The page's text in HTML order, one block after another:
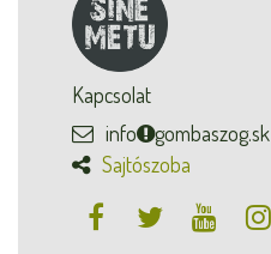
Kapcsolat
info
gombaszog.sk
Sajtószoba